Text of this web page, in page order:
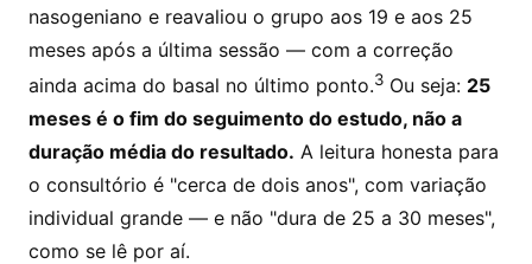
nasogeniano e reavaliou o grupo aos 19 e aos 25
meses após a última sessão — com a correção
ainda acima do basal no último ponto.3 Ou seja: 25
meses é o fim do seguimento do estudo, não a
duração média do resultado. A leitura honesta para
o consultório é "cerca de dois anos", com variação
individual grande — e não "dura de 25 a 30 meses",
como se lê por aí.